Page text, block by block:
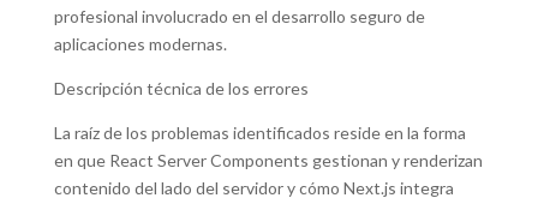
profesional involucrado en el desarrollo seguro de
aplicaciones modernas.
Descripción técnica de los errores
La raíz de los problemas identificados reside en la forma
en que React Server Components gestionan y renderizan
contenido del lado del servidor y cómo Next.js integra